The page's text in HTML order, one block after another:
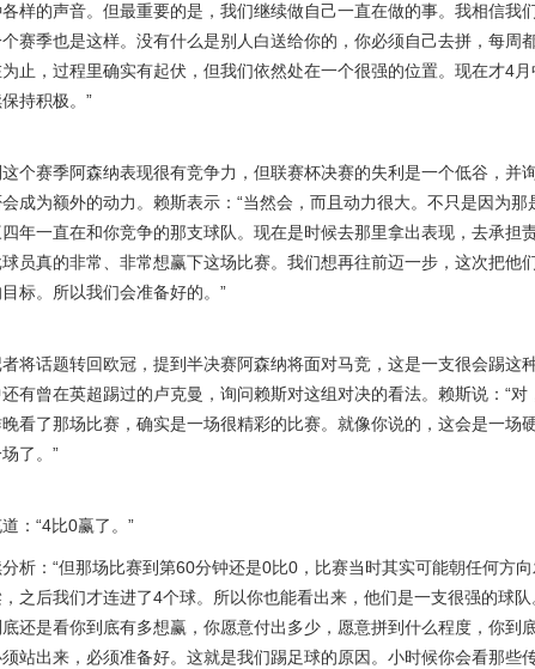
样的声音。但最重要的是，我们继续做自己一直在做的事。我相信我
赛季也是这样。没有什么是别人白送给你的，你必须自己去拼，每周
止，过程里确实有起伏，但我们依然处在一个很强的位置。现在才4
持积极。”
个赛季阿森纳表现很有竞争力，但联赛杯决赛的失利是一个低谷，并
成为额外的动力。赖斯表示：“当然会，而且动力很大。不只是因为
年一直在和你竞争的那支球队。现在是时候去那里拿出表现，去承担
员真的非常、非常想赢下这场比赛。我们想再往前迈一步，这次把他
标。所以我们会准备好的。”
将话题转回欧冠，提到半决赛阿森纳将面对马竞，这是一支很会踢这
有曾在英超踢过的卢克曼，询问赖斯对这组对决的看法。赖斯说：“
晚看了那场比赛，确实是一场很精彩的比赛。就像你说的，这会是一场
了。”
：“4比0赢了。”
析：“但那场比赛到第60分钟还是0比0，比赛当时其实可能朝任何方
之后我们才连进了4个球。所以你也能看出来，他们是一支很强的球
还是看你到底有多想赢，你愿意付出多少，愿意拼到什么程度，你到
站出来，必须准备好。这就是我们踢足球的原因。小时候你会看那些